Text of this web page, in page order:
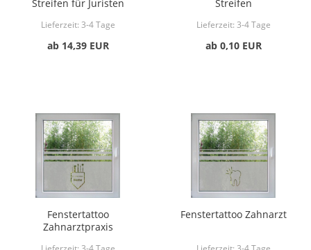
Streifen für Juristen
Lieferzeit: 3-4 Tage
ab 14,39 EUR
Streifen
Lieferzeit: 3-4 Tage
ab 0,10 EUR
Fenstertattoo
Zahnarztpraxis
Fenstertattoo Zahnarzt